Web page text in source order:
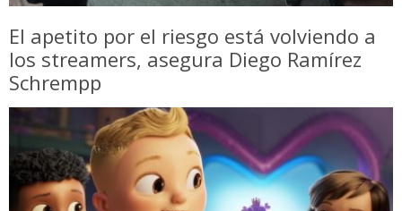
El apetito por el riesgo está volviendo a
los streamers, asegura Diego Ramírez
Schrempp